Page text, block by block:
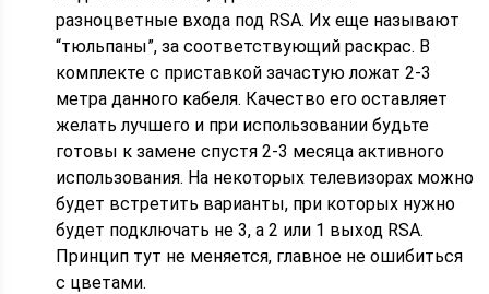
разноцветные входа под RSA. Их еще называют
“тюльпаны”, за соответствующий раскрас. В
комплекте с приставкой зачастую ложат 2-3
метра данного кабеля. Качество его оставляет
желать лучшего и при использовании будьте
готовы к замене спустя 2-3 месяца активного
использования. На некоторых телевизорах можно
будет встретить варианты, при которых нужно
будет подключать не 3, а 2 или 1 выход RSA.
Принцип тут не меняется, главное не ошибиться
с цветами.